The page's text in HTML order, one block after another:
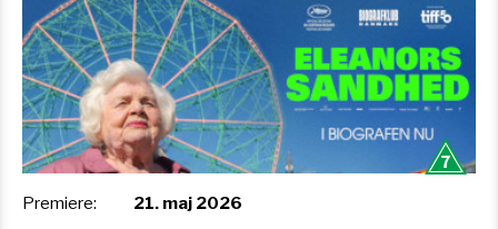
Premiere:
21. maj 2026